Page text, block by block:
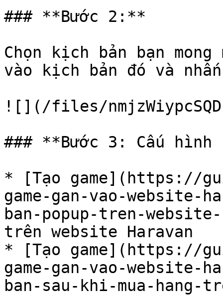
### **Bước 2:**
Chọn kịch bản bạn mong
vào kịch bản đó và
![](/files/
### **Bước 3: Cấu
* [Tạo game](https://
game-gan-vao-website-
ban-popup-tren-
trên website Haravan
* [Tạo game](https://
game-gan-vao-website-
ban-sau-khi-mua-hang-